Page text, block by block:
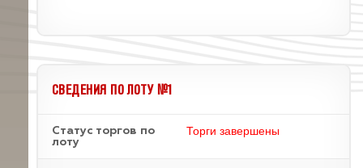
СВЕДЕНИЯ ПО ЛОТУ №1
Статус торгов по
лоту
Торги завершены